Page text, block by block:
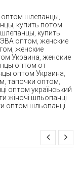
оптом шлепанцы
купить потом
купить
оптом женские
женские
Украина женские
оптом от
оптом Украина
тапочки оптом
оптом український
жіночі шльопанці
оптом шльопанці